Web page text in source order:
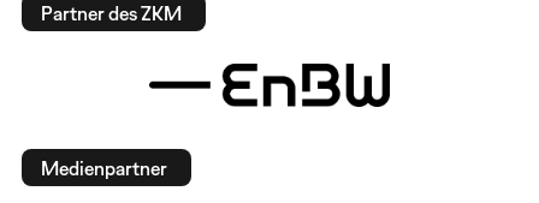
Partner des ZKM
Medienpartner